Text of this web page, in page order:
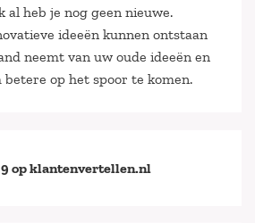
al heb je nog geen nieuwe.
ideeën kunnen ontstaan
neemt van uw oude ideeën en
op het spoor te komen.
op klantenvertellen.nl